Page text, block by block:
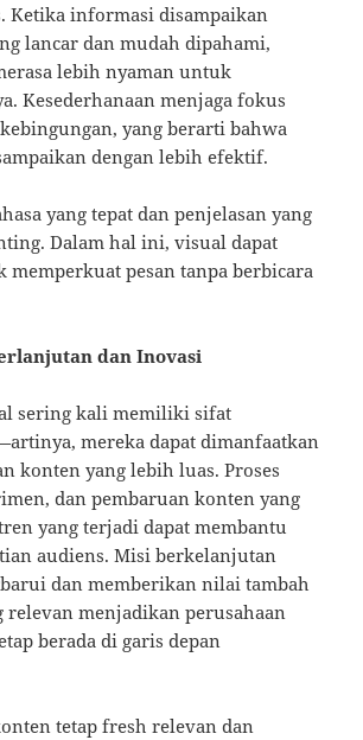
Ketika informasi disampaikan
lancar dan mudah dipahami,
lebih nyaman untuk
Kesederhanaan menjaga fokus
yang berarti bahwa
dengan lebih efektif.
yang tepat dan penjelasan yang
Dalam hal ini, visual dapat
memperkuat pesan tanpa berbicara
dan Inovasi
sering kali memiliki sifat
mereka dapat dimanfaatkan
konten yang lebih luas. Proses
dan pembaruan konten yang
yang terjadi dapat membantu
audiens. Misi berkelanjutan
dan memberikan nilai tambah
relevan menjadikan perusahaan
berada di garis depan
tetap fresh relevan dan